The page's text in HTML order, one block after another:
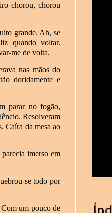
chorou, chorou
grande. Ah, se
quando voltar.
me de volta.
nas mãos do
doridamente e
parar no fogão,
Resolveram
Caíra da mesa ao
imerso em
se todo por
um pouco de